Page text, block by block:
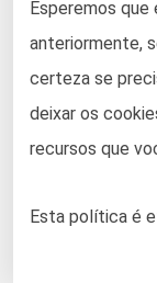
Esperemos
anteriormente,
certeza se
deixar os
recursos que
Esta política é